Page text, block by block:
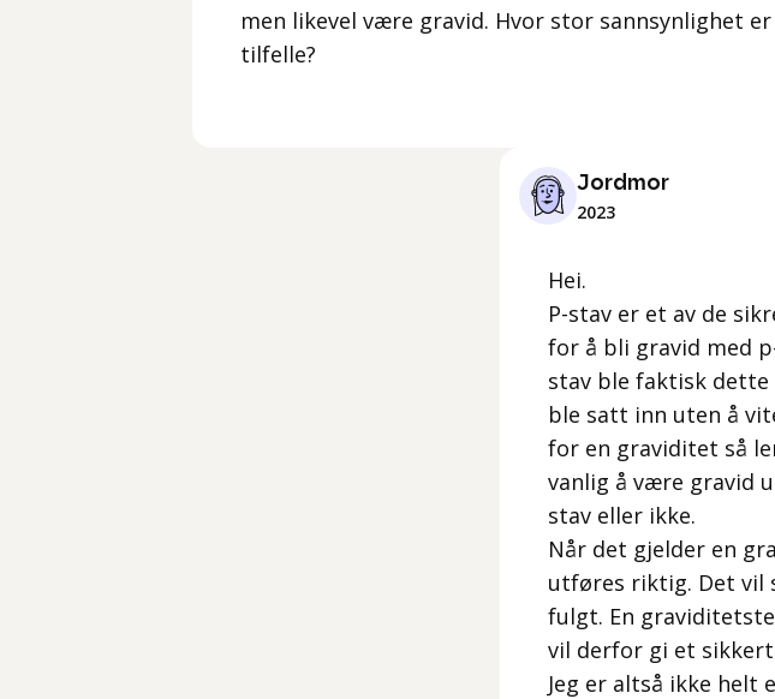
men likevel være gravid. Hvor stor sannsynlighet
tilfelle?
Jordmor
2023
Hei.
P-stav er et av de
for å bli gravid med
stav ble faktisk dette
ble satt inn uten å
for en graviditet så
vanlig å være gravid
stav eller ikke.
Når det gjelder en
utføres riktig. Det vil
fulgt. En
vil derfor gi et
Jeg er altså ikke